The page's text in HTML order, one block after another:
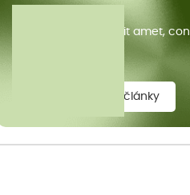
Lorem ipsum dolor sit amet,
zobrazit všechny články